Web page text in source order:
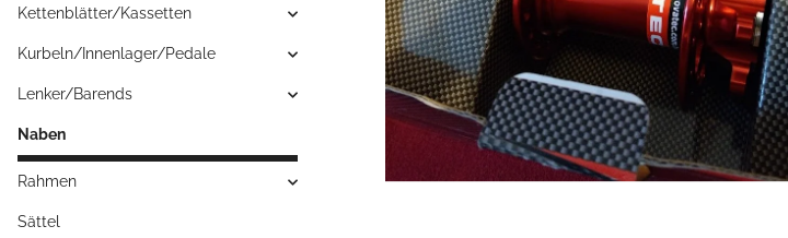
Kettenblätter/Kassetten
Kurbeln/Innenlager/Pedale
Lenker/Barends
Naben
Rahmen
Sättel